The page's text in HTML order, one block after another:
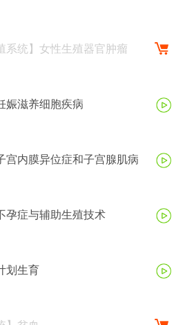
系统】女性生殖器官肿瘤
娠滋养细胞疾病
宫内膜异位症和子宫腺肌病
孕症与辅助生殖技术
划生育